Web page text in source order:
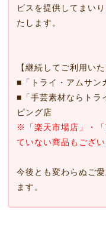
ビスを提供してまい
たします。
【継続してご利用い
■ 「トライ・アムサン
■ 「手芸素材ならト
ピング店
※「楽天市場店」・
ていない商品もござ
今後とも変わらぬご
ます。